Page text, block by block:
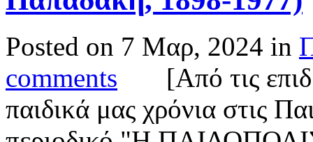
Posted on 7 Μαρ, 2024 in
comments
[Από τις
παιδικά μας χρόνια στις